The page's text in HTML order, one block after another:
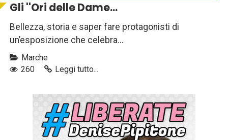
Gli ''Ori delle Dame...
Bellezza, storia e saper fare protagonisti di
un’esposizione che celebra...
Marche
260
Leggi tutto...